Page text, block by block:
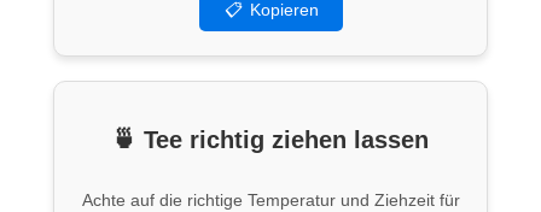
📋 Kopieren
🍵 Tee richtig ziehen lassen
Achte auf die richtige Temperatur und Ziehzeit für